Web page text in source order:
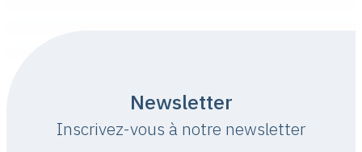
Newsletter
Inscrivez-vous à notre newsletter